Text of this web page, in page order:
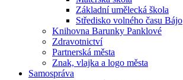
Základní umělecká škola
Středisko volného času Bájo
Knihovna Barunky Panklové
Zdravotnictví
Partnerská města
Znak, vlajka a logo města
Samospráva